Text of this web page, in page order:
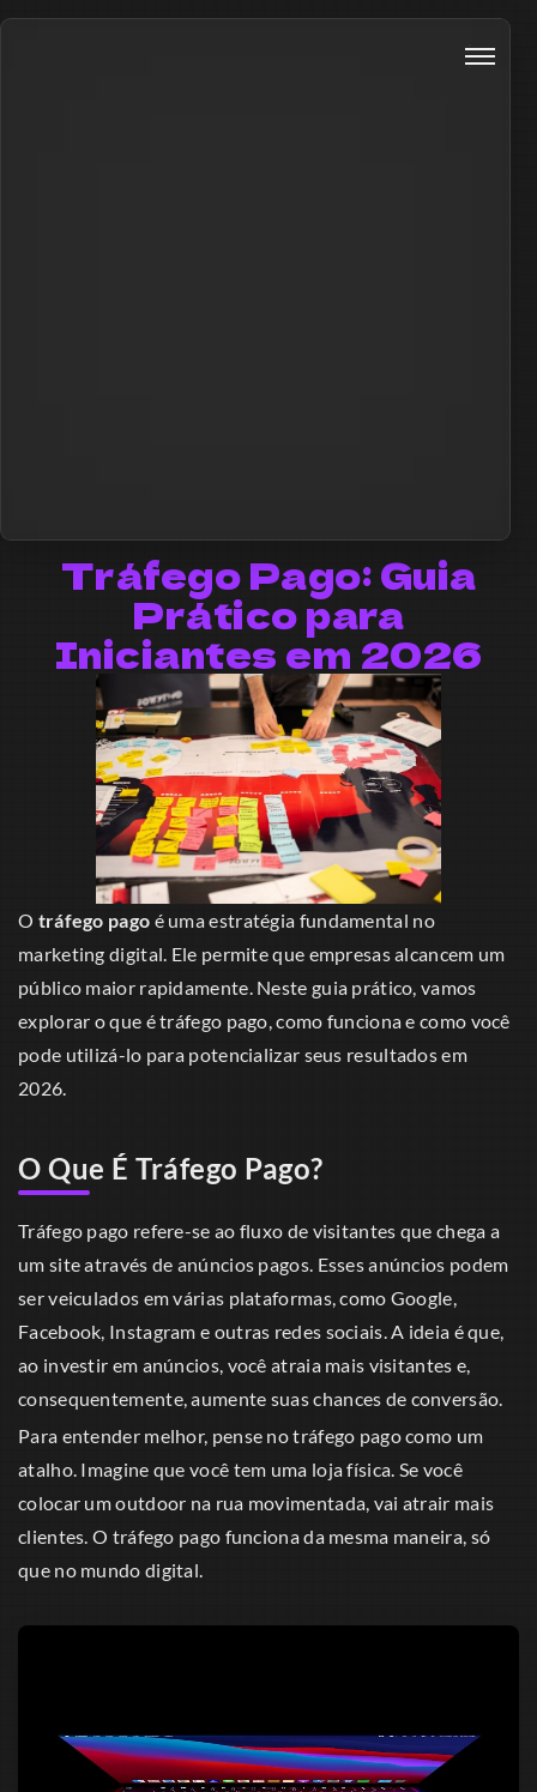
Tráfego Pago: Guia
Prático para
Iniciantes em 2026
O tráfego pago é uma estratégia fundamental no
marketing digital. Ele permite que empresas alcancem um
público maior rapidamente. Neste guia prático, vamos
explorar o que é tráfego pago, como funciona e como você
pode utilizá-lo para potencializar seus resultados em
2026.
O Que É Tráfego Pago?
Tráfego pago refere-se ao fluxo de visitantes que chega a
um site através de anúncios pagos. Esses anúncios podem
ser veiculados em várias plataformas, como Google,
Facebook, Instagram e outras redes sociais. A ideia é que,
ao investir em anúncios, você atraia mais visitantes e,
consequentemente, aumente suas chances de conversão.
Para entender melhor, pense no tráfego pago como um
atalho. Imagine que você tem uma loja física. Se você
colocar um outdoor na rua movimentada, vai atrair mais
clientes. O tráfego pago funciona da mesma maneira, só
que no mundo digital.